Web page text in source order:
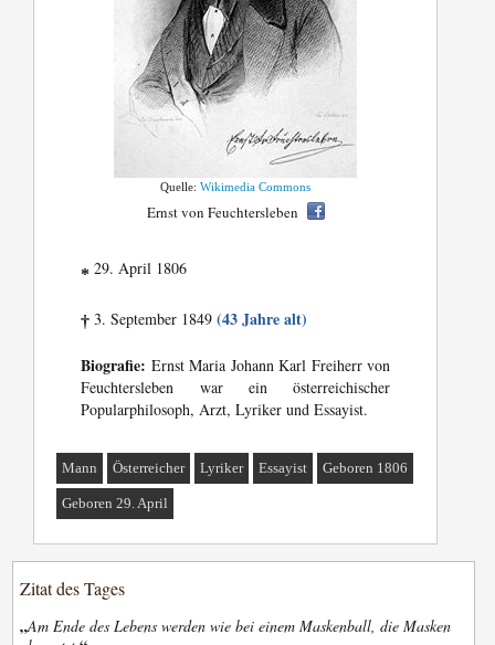
Quelle:Wikimedia Commons
Ernst von Feuchtersleben
* 29. April 1806
† 3. September 1849(43 Jahre alt)
Biografie: Ernst Maria Johann Karl Freiherr von
Feuchtersleben war ein österreichischer
Popularphilosoph, Arzt, Lyriker und Essayist.
Mann Österreicher Lyriker Essayist Geboren 1806
Geboren 29. April
Zitat des Tages
„Am Ende des Lebens werden wie bei einem Maskenball, die Masken